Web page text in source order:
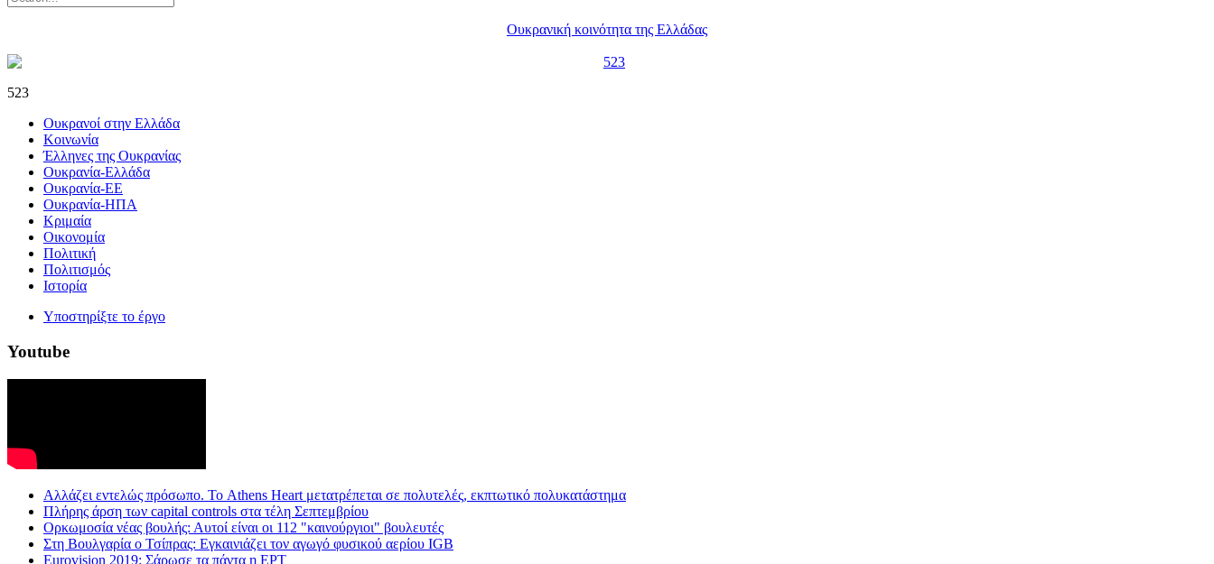
Ουκρανική κοινότητα της Ελλάδας
523
Ουκρανοί στην Ελλάδα
Κοινωνία
Έλληνες της Ουκρανίας
Ουκρανία-Ελλάδα
Ουκρανία-ΕΕ
Ουκρανία-ΗΠΑ
Κριμαία
Οικονομία
Πολιτική
Πολιτισμός
Ιστορία
Υποστηρίξτε το έργο
Youtube
Aλλάζει εντελώς πρόσωπο. Το Athens Heart μετατρέπεται σε πολυτελές, εκπτωτικό πολυκατάστημα
Πλήρης άρση των capital controls στα τέλη Σεπτεμβρίου
Ορκωμοσία νέας βουλής: Αυτοί είναι οι 112 "καινούργιοι" βουλευτές
Στη Βουλγαρία ο Τσίπρας: Εγκαινιάζει τον αγωγό φυσικού αερίου IGB
Eurovision 2019: Σάρωσε τα πάντα η ΕΡΤ